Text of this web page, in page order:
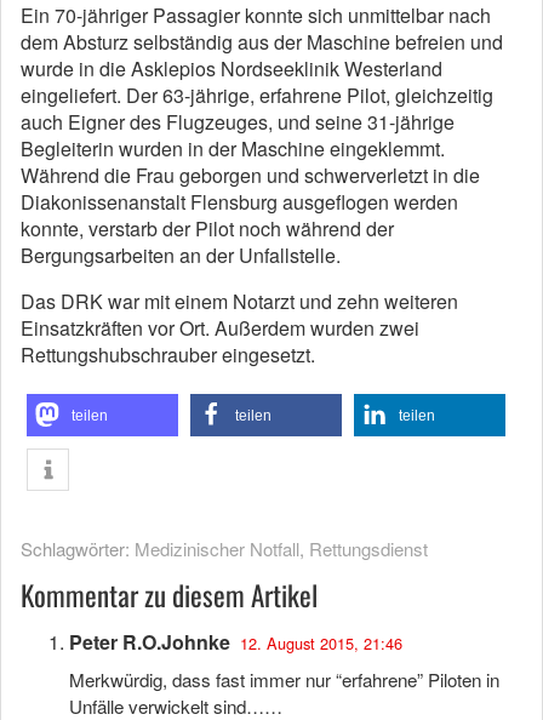
Ein 70-jähriger Passagier konnte sich unmittelbar nach
dem Absturz selbständig aus der Maschine befreien und
wurde in die Asklepios Nordseeklinik Westerland
eingeliefert. Der 63-jährige, erfahrene Pilot, gleichzeitig
auch Eigner des Flugzeuges, und seine 31-jährige
Begleiterin wurden in der Maschine eingeklemmt.
Während die Frau geborgen und schwerverletzt in die
Diakonissenanstalt Flensburg ausgeflogen werden
konnte, verstarb der Pilot noch während der
Bergungsarbeiten an der Unfallstelle.
Das DRK war mit einem Notarzt und zehn weiteren
Einsatzkräften vor Ort. Außerdem wurden zwei
Rettungshubschrauber eingesetzt.
teilen teilen teilen
Schlagwörter: Medizinischer Notfall, Rettungsdienst
Kommentar zu diesem Artikel
Peter R.O.Johnke 12. August 2015, 21:46
Merkwürdig, dass fast immer nur “erfahrene” Piloten in
Unfälle verwickelt sind……